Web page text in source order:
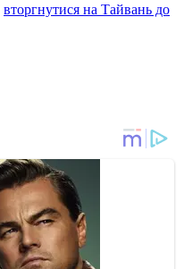
вторгнутися на Тайвань до